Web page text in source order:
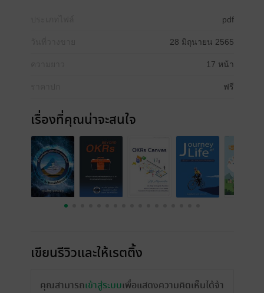
pdf
28 มิถุนายน 2565
17 หน้า
ฟรี
เรื่องที่คุณน่าจะสนใจ
เขียนรีวิวและให้เรตติ้ง
คุณสามารถเข้าสู่ระบบเพื่อแสดงความคิดเห็นได้จ้า